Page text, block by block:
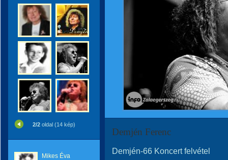
2/2 oldal (14 kép)
Mikes Éva
Demjén Ferenc
Demjén-66 Koncert felvétel